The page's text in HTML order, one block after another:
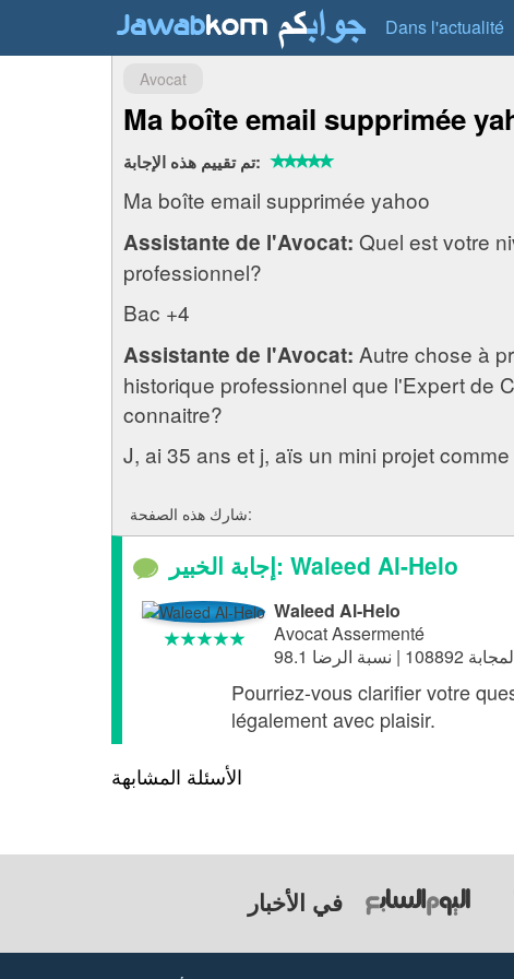
Dans l'actualité
Avocat
Ma boîte email supprimée
تم تقييم هذه الإجابة:
Ma boîte email supprimée yahoo
Assistante de l'Avocat: Quel est votre
professionnel?
Bac +4
Assistante de l'Avocat: Autre chose à
historique professionnel que l'Expert de
connaitre?
J, ai 35 ans et j, aïs un mini projet
شارك هذه الصفحة:
إجابة الخبير: Waleed Al-Helo
Waleed Al-Helo
Avocat Assermenté
Pourriez-vous clarifier votre
légalement avec plaisir.
الأسئلة المشابهة
في الأخبار